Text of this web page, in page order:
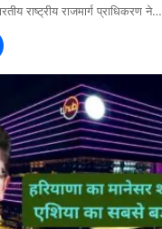
राष्ट्रीय राजमार्ग प्राधिकरण ने…